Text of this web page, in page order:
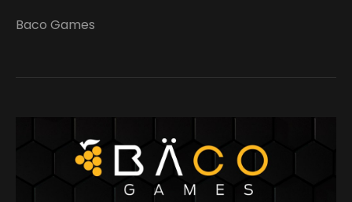
Baco Games